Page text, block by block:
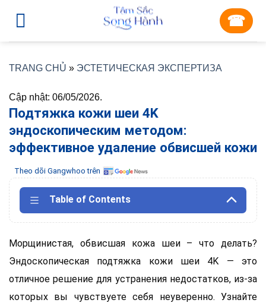
☎︎
TRANG CHỦ » ЭСТЕТИЧЕСКАЯ ЭКСПЕРТИЗА
Cập nhật: 06/05/2026.
Подтяжка кожи шеи 4K
эндоскопическим методом:
эффективное удаление обвисшей кожи
Theo dõi Gangwhoo trên
Table of Contents
Морщинистая, обвисшая кожа шеи – что делать?
Эндоскопическая подтяжка кожи шеи 4K — это
отличное решение для устранения недостатков, из-за
которых вы чувствуете себя неуверенно. Узнайте